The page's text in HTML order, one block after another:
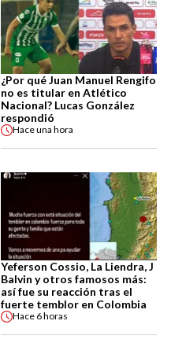
¿Por qué Juan Manuel Rengifo
no es titular en Atlético
Nacional? Lucas González
respondió
Haceuna hora
Yeferson Cossio, La Liendra, J
Balvin y otros famosos más:
así fue su reacción tras el
fuerte temblor en Colombia
Hace 6 horas